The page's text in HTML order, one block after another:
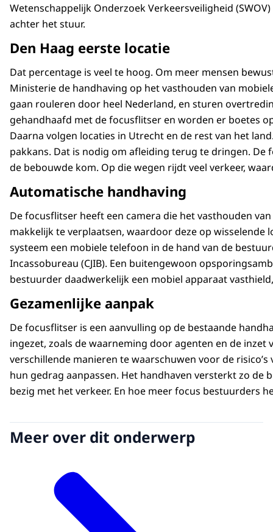
Wetenschappelijk Onderzoek Verkeersveiligheid
achter het stuur.
Den Haag eerste locatie
Dat percentage is veel te hoog. Om meer mensen
Ministerie de handhaving op het vasthouden van
gaan rouleren door heel Nederland, en sturen
gehandhaafd met de focusflitser en worden er boetes
Daarna volgen locaties in Utrecht en de rest van het
pakkans. Dat is nodig om afleiding terug te dringen.
de bebouwde kom. Op die wegen rijdt veel verkeer,
Automatische handhaving
De focusflitser heeft een camera die het vasthouden
makkelijk te verplaatsen, waardoor deze op wisselende
systeem een mobiele telefoon in de hand van de
Incassobureau (CJIB). Een buitengewoon
bestuurder daadwerkelijk een mobiel apparaat
Gezamenlijke aanpak
De focusflitser is een aanvulling op de bestaande
ingezet, zoals de waarneming door agenten en de
verschillende manieren te waarschuwen voor de
hun gedrag aanpassen. Het handhaven versterkt zo de
bezig met het verkeer. En hoe meer focus bestuurders
Meer over dit onderwerp